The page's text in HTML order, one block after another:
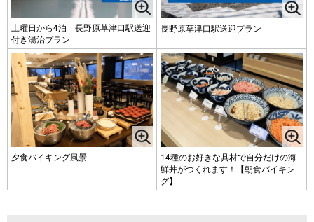
土曜日から4泊 長野原草津口駅送迎
付き湯治プラン
長野原草津口駅送迎プラン
夕食バイキング風景
14種のお好きな具材で自分だけの海
鮮丼がつくれます！【朝食バイキン
グ】